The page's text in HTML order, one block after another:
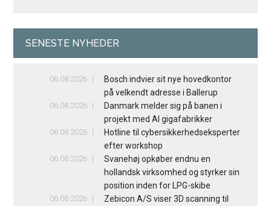
SENESTE NYHEDER
06.08.2026
Bosch indvier sit nye hovedkontor
på velkendt adresse i Ballerup
06.08.2026
Danmark melder sig på banen i
projekt med AI gigafabrikker
06.08.2026
Hotline til cybersikkerhedseksperter
efter workshop
06.08.2026
Svanehøj opkøber endnu en
hollandsk virksomhed og styrker sin
position inden for LPG-skibe
06.08.2026
Zebicon A/S viser 3D scanning til